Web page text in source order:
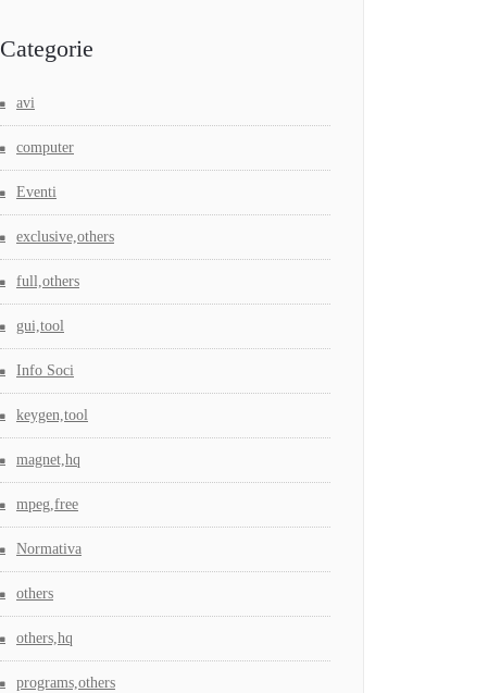
Categorie
avi
computer
Eventi
exclusive,others
full,others
gui,tool
Info Soci
keygen,tool
magnet,hq
mpeg,free
Normativa
others
others,hq
programs,others